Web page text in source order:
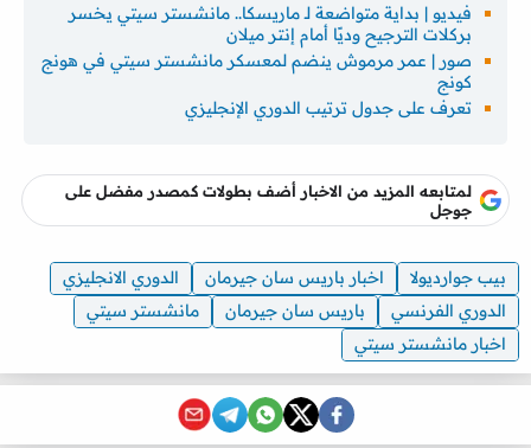
فيديو | بداية متواضعة لـ ماريسكا.. مانشستر سيتي يخسر
بركلات الترجيح وديًا أمام إنتر ميلان
صور | عمر مرموش ينضم لمعسكر مانشستر سيتي في هونج
كونج
تعرف على جدول ترتيب الدوري الإنجليزي
لمتابعه المزيد من الاخبار أضف بطولات كمصدر مفضل على
جوجل
بيب جوارديولا اخبار باريس سان جيرمان
الدوري الانجليزي
الدوري الفرنسي
باريس سان جيرمان
مانشستر سيتي
اخبار مانشستر سيتي